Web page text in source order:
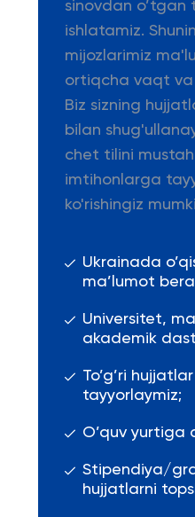
sinovdan o’tgan
ishlatamiz.
mijozlarimiz
ortiqcha vaqt va
Biz sizning
bilan
chet tilini
imtihonlarga
ko'rishingiz
Ukrainada
ma’lumot
Universitet,
akademik
To’g’ri
tayyorlaymiz;
O’quv yurtiga
Stipendiya/
hujjatlarni